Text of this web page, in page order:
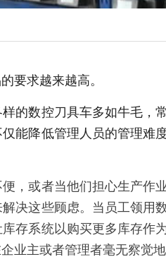
要求越来越高。
的数控刀具车多如牛毛，
能降低管理人员的管理难
，或者当他们担心生产作
决这些顾虑。当员工领用
存系统以购买更多库存作
业主或者管理者毫无察觉地